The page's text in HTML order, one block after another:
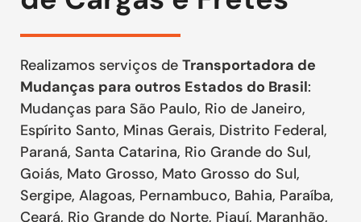
Realizamos serviços de Transportadora de
Mudanças para outros Estados do Brasil:
Mudanças para São Paulo, Rio de Janeiro,
Espírito Santo, Minas Gerais, Distrito Federal,
Paraná, Santa Catarina, Rio Grande do Sul,
Goiás, Mato Grosso, Mato Grosso do Sul,
Sergipe, Alagoas, Pernambuco, Bahia, Paraíba,
Ceará, Rio Grande do Norte, Piauí, Maranhão,